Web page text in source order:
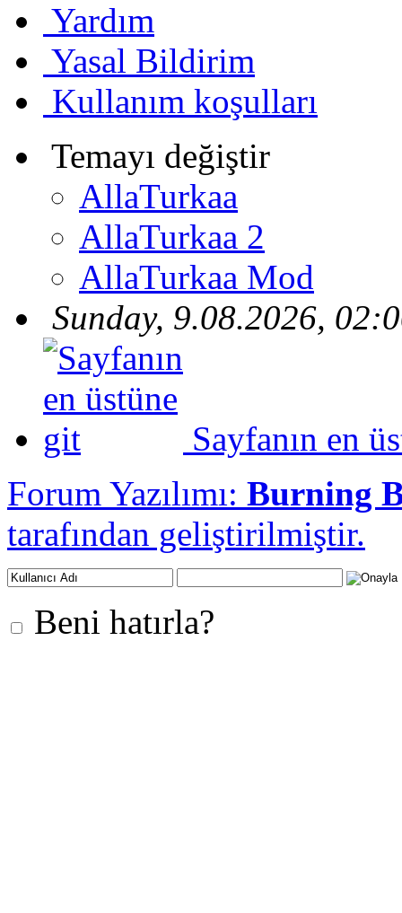
Yardım
Yasal Bildirim
Kullanım koşulları
Temayı değiştir
AllaTurkaa
AllaTurkaa 2
AllaTurkaa Mod
Sunday, 9.08.2026,
Sayfanın en
Forum Yazılımı: Burning
tarafından geliştirilmiştir.
Beni hatırla?